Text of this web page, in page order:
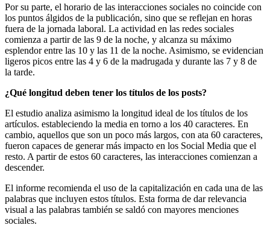
Por su parte, el horario de las interacciones sociales no coincide con
los puntos álgidos de la publicación, sino que se reflejan en horas
fuera de la jornada laboral. La actividad en las redes sociales
comienza a partir de las 9 de la noche, y alcanza su máximo
esplendor entre las 10 y las 11 de la noche. Asimismo, se evidencian
ligeros picos entre las 4 y 6 de la madrugada y durante las 7 y 8 de
la tarde.
¿Qué longitud deben tener los títulos de los posts?
El estudio analiza asimismo la longitud ideal de los títulos de los
artículos. estableciendo la media en torno a los 40 caracteres. En
cambio, aquellos que son un poco más largos, con ata 60 caracteres,
fueron capaces de generar más impacto en los Social Media que el
resto. A partir de estos 60 caracteres, las interacciones comienzan a
descender.
El informe recomienda el uso de la capitalización en cada una de las
palabras que incluyen estos títulos. Esta forma de dar relevancia
visual a las palabras también se saldó con mayores menciones
sociales.